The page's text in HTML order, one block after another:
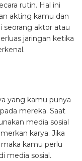
rutin. Hal ini
akting kamu dan
aktor atau
jaringan ketika
yang kamu punya
mereka. Saat
media sosial
karya. Jika
kamu perlu
media sosial.